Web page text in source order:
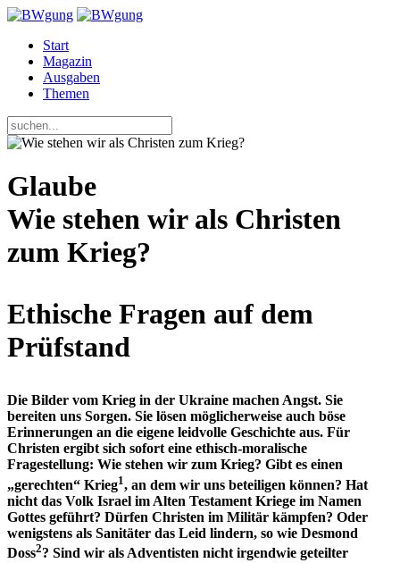
Start
Magazin
Ausgaben
Themen
Glaube
Wie stehen wir als Christen
zum Krieg?
Ethische Fragen auf dem
Prüfstand
Die Bilder vom Krieg in der Ukraine machen Angst. Sie
bereiten uns Sorgen. Sie lösen möglicherweise auch böse
Erinnerungen an die eigene leidvolle Geschichte aus. Für
Christen ergibt sich sofort eine ethisch-moralische
Fragestellung: Wie stehen wir zum Krieg? Gibt es einen
„gerechten“ Krieg1, an dem wir uns beteiligen können? Hat
nicht das Volk Israel im Alten Testament Kriege im Namen
Gottes geführt? Dürfen Christen im Militär kämpfen? Oder
wenigstens als Sanitäter das Leid lindern, so wie Desmond
Doss2? Sind wir als Adventisten nicht irgendwie geteilter